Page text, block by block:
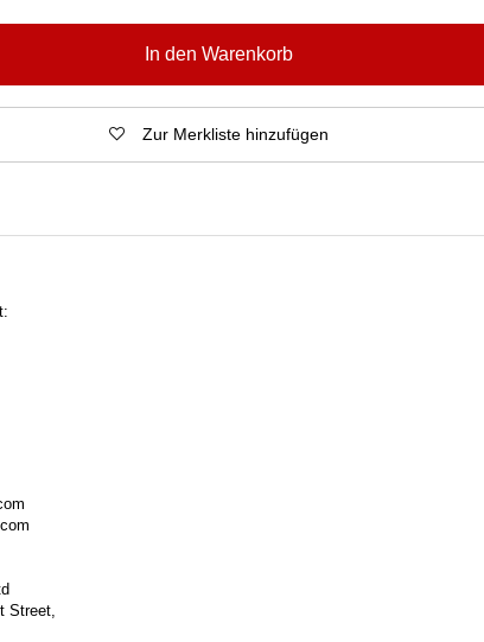
In den Warenkorb
Zur Merkliste hinzufügen
Street,